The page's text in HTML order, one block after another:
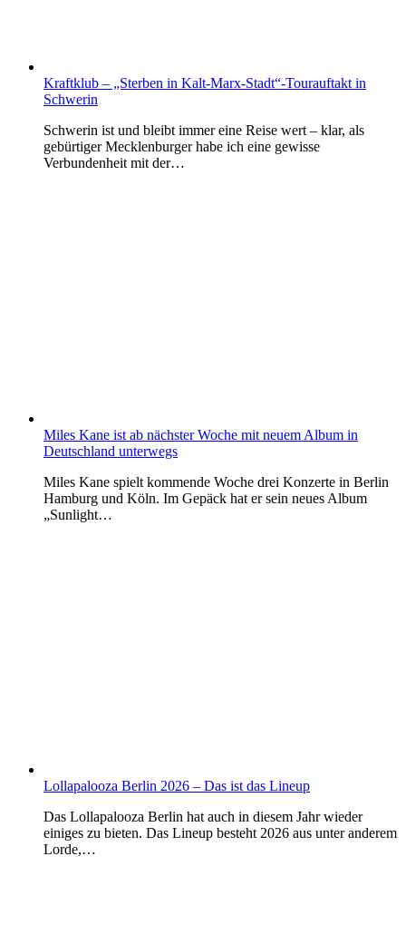
Kraftklub – „Sterben in Kalt-Marx-Stadt“-Tourauftakt in
Schwerin
Schwerin ist und bleibt immer eine Reise wert – klar, als
gebürtiger Mecklenburger habe ich eine gewisse
Verbundenheit mit der…
Miles Kane ist ab nächster Woche mit neuem Album in
Deutschland unterwegs
Miles Kane spielt kommende Woche drei Konzerte in Berlin
Hamburg und Köln. Im Gepäck hat er sein neues Album
„Sunlight…
Lollapalooza Berlin 2026 – Das ist das Lineup
Das Lollapalooza Berlin hat auch in diesem Jahr wieder
einiges zu bieten. Das Lineup besteht 2026 aus unter anderem
Lorde,…